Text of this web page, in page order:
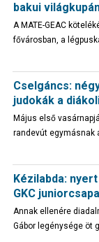
bakui
A MATE-GEAC
fővárosban, a
Cselgáncs:
judokák a
Május első
randevút egymásnak
Kézilabda:
GKC
Annak ellenére
Gábor legénysége öt